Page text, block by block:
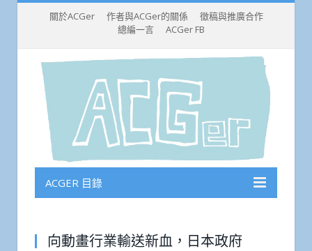
關於ACGer 作者與ACGer的關係
徵稿與推廣合作
總編一言
ACGer FB
ACGER 目錄
向動畫行業輸送新血，日本政府